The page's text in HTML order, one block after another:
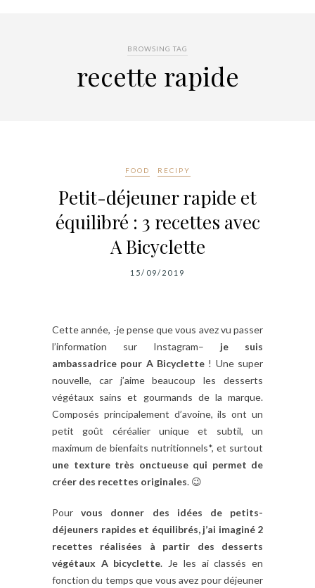
BROWSING TAG
recette rapide
FOOD RECIPY
Petit-déjeuner rapide et
équilibré : 3 recettes avec
A Bicyclette
15/09/2019
Cette année, -je pense que vous avez vu passer
l’information sur Instagram– je suis
ambassadrice pour A Bicyclette ! Une super
nouvelle, car j’aime beaucoup les desserts
végétaux sains et gourmands de la marque.
Composés principalement d’avoine, ils ont un
petit goût céréalier unique et subtil, un
maximum de bienfaits nutritionnels*, et surtout
une texture très onctueuse qui permet de
créer des recettes originales. 😉
Pourvous donner des idées de petits-
déjeuners rapides et équilibrés, j’ai imaginé 2
recettes réalisées à partir des desserts
végétaux A bicyclette. Je les ai classés en
fonction du temps que vous avez pour déjeuner